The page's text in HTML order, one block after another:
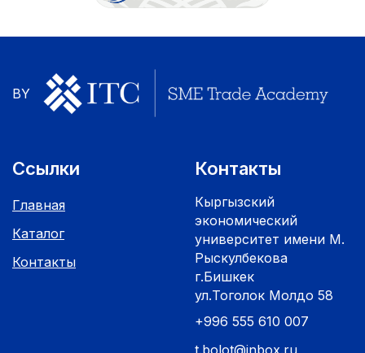
BY
Ссылки
Главная
Каталог
Контакты
Контакты
Кыргызский
экономический
университет имени М.
Рыскулбекова
г.Бишкек
ул.Тоголок Молдо 58
+996 555 610 007